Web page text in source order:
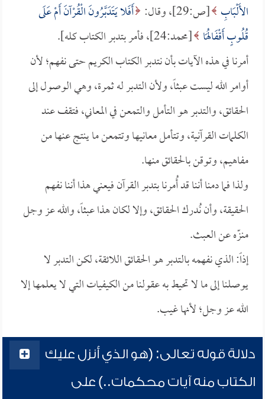
الأَلْبَابِ [ص:29]، وقال:
أَفَلا يَتَدَبَّرُونَ الْقُرْآنَ أَمْ عَلَى
قُلُوبٍ أَقْفَالُهَا [محمد:24]، فأمر بتدبر الكتاب كله].
أمرنا في هذه الآيات بأن نتدبر الكتاب الكريم حتى نفهم؛ لأن
أوامر الله ليست عبثاً، ولأن التدبر له ثمرة، وهي الوصول إلى
الحقائق، والتدبر هو التأمل والتمعن في المعاني، فتقف عند
الكلمات القرآنية، وتتأمل معانيها وتتمعن ما ينتج عنها من
مفاهيم، وتوقن بالحقائق منها.
ولذا فما دمنا أننا قد أُمرنا بتدبر القرآن فيعني هذا أننا نفهم
الحقيقة، وأن نُدرك الحقائق، وإلا لكان هذا عبثاً، والله عز وجل
منزّه عن العبث.
إذاً: الذي نفهمه بالتدبر هو الحقائق اللائقة، لكن التدبر لا
يوصلنا إلى ما لا تحيط به عقولنا من الكيفيات التي لا يعلمها إلا
الله عز وجل؛ لأنها غيب.
دلالة قوله تعالى: (هو الذي أنزل عليك
الكتاب منه آيات محكمات..) على